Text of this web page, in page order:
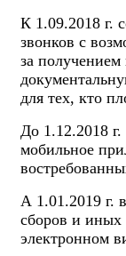
К 1.09.2018 г.
звонков с
за получением
для тех, кто
До 1.12.2018 г.
мобильное
А 1.01.2019 г.
сборов и иных
электронном